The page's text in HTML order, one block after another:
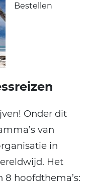
Bestellen
Onder dit
van
in
Het
8 hoofdthema’s: